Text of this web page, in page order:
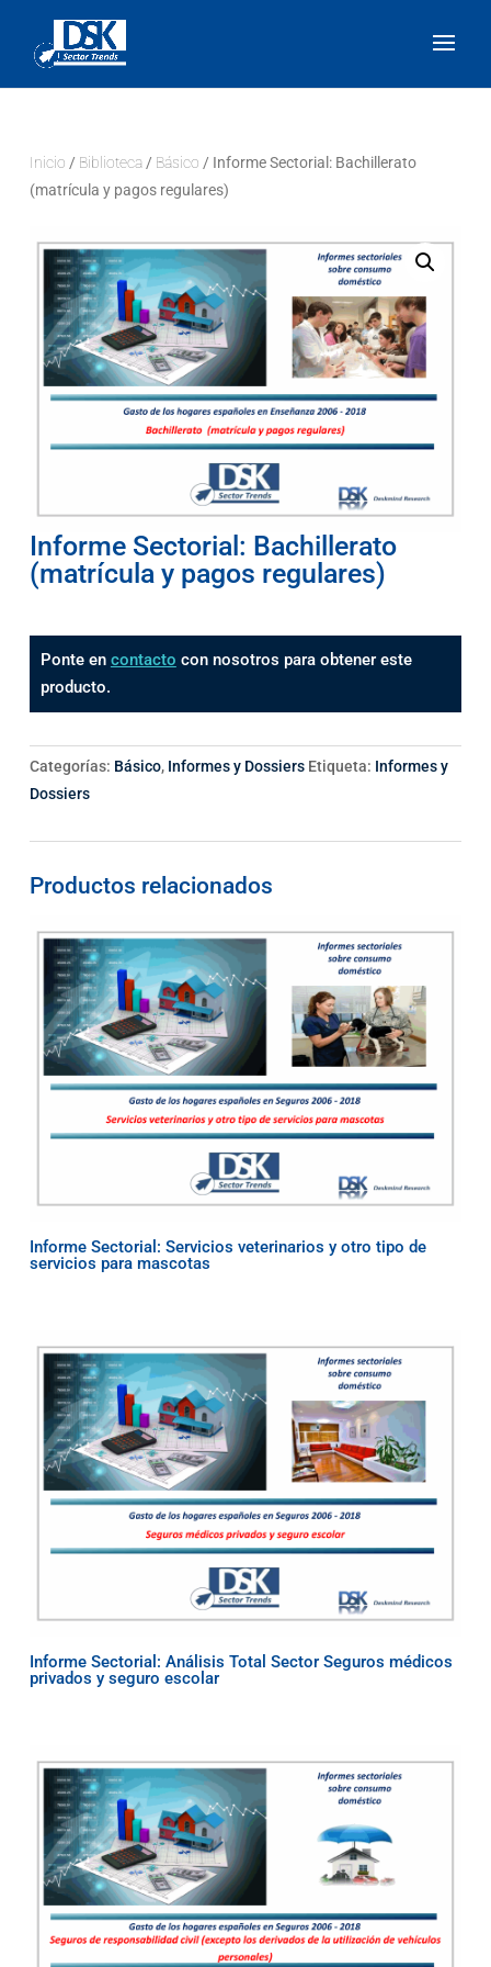
Inicio / Biblioteca/ Básico / Informe Sectorial: Bachillerato
(matrícula y pagos regulares)
Informe Sectorial: Bachillerato
(matrícula y pagos regulares)
Ponte en contacto con nosotros para obtener este
producto.
Categorías: Básico, Informes y Dossiers Etiqueta: Informes y
Dossiers
Productos relacionados
Informe Sectorial: Servicios veterinarios y otro tipo de
servicios para mascotas
Informe Sectorial: Análisis Total Sector Seguros médicos
privados y seguro escolar